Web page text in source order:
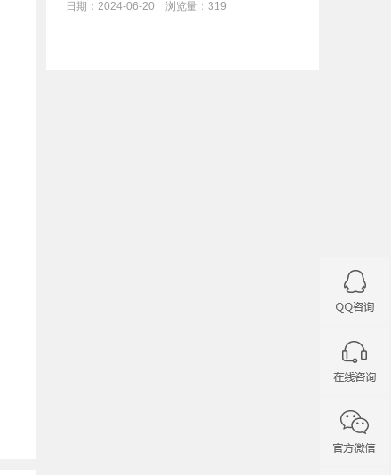
日期：2024-06-20 浏览量：319